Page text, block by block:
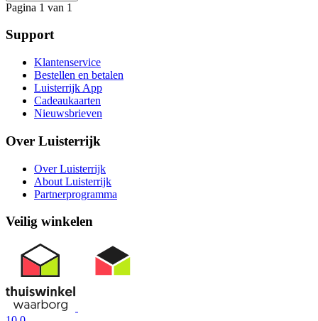
Pagina 1 van 1
Support
Klantenservice
Bestellen en betalen
Luisterrijk App
Cadeaukaarten
Nieuwsbrieven
Over Luisterrijk
Over Luisterrijk
About Luisterrijk
Partnerprogramma
Veilig winkelen